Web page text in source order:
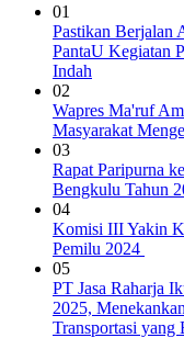
01
Pastikan Berjalan
PantaU Kegiatan
Indah
02
Wapres Ma'ruf
Masyarakat
03
Rapat Paripurna
Bengkulu Tahun
04
Komisi III Yakin
Pemilu 2024
05
PT Jasa Raharja
2025,
Transportasi yang